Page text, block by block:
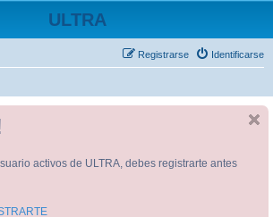
ULTRA
Identificarse
Registrarse
activos de ULTRA, debes registrarte antes